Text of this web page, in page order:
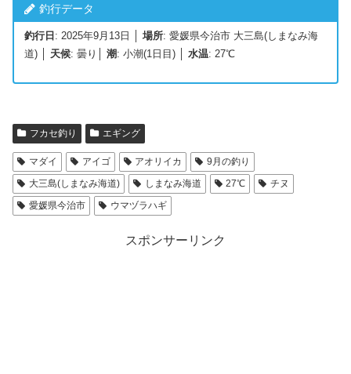
釣行データ
釣行日 : 2025年9月13日 │ 場所: 愛媛県今治市 大三島(しまなみ海
道) │ 天候: 曇り│ 潮: 小潮(1日目) │ 水温: 27℃
フカセ釣り エギング
マダイ アイゴ アオリイカ
9月の釣り
大三島(しまなみ海道)
しまなみ海道 27℃
チヌ
愛媛県今治市
ウマヅラハギ
スポンサーリンク